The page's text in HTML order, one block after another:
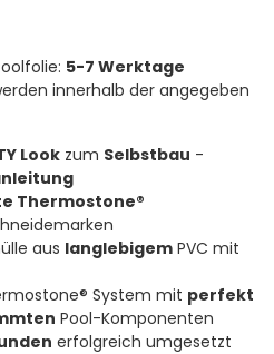
5-7 Werktage
innerhalb der angegeben
Look zum Selbstbau -
Thermostone®
aus langlebigem PVC mit
System mit perfekt
Pool-Komponenten
erfolgreich umgesetzt